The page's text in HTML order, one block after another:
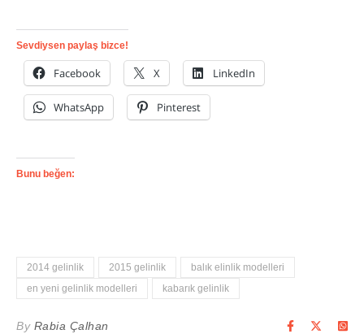
Sevdiysen paylaş bizce!
Facebook X LinkedIn
WhatsApp Pinterest
Bunu beğen:
2014 gelinlik 2015 gelinlik
balık elinlik modelleri
en yeni gelinlik modelleri
kabarık gelinlik
By Rabia Çalhan